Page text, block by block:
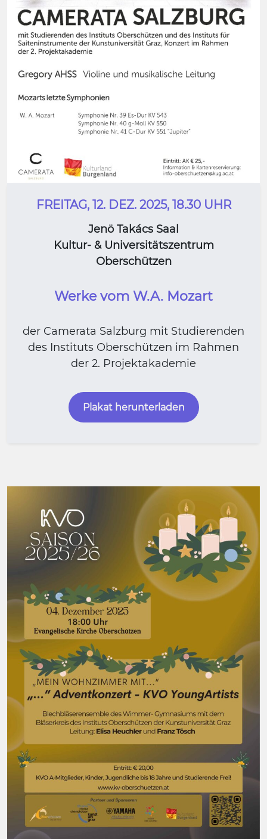
FREITAG, 12. DEZ. 2025, 18.30 UHR
Jenö Takács Saal
Kultur- & Universitätszentrum
Oberschützen
Werke vom W.A. Mozart
der Camerata Salzburg mit Studierenden
des Instituts Oberschützen im Rahmen
der 2. Projektakademie
Plakat herunterladen